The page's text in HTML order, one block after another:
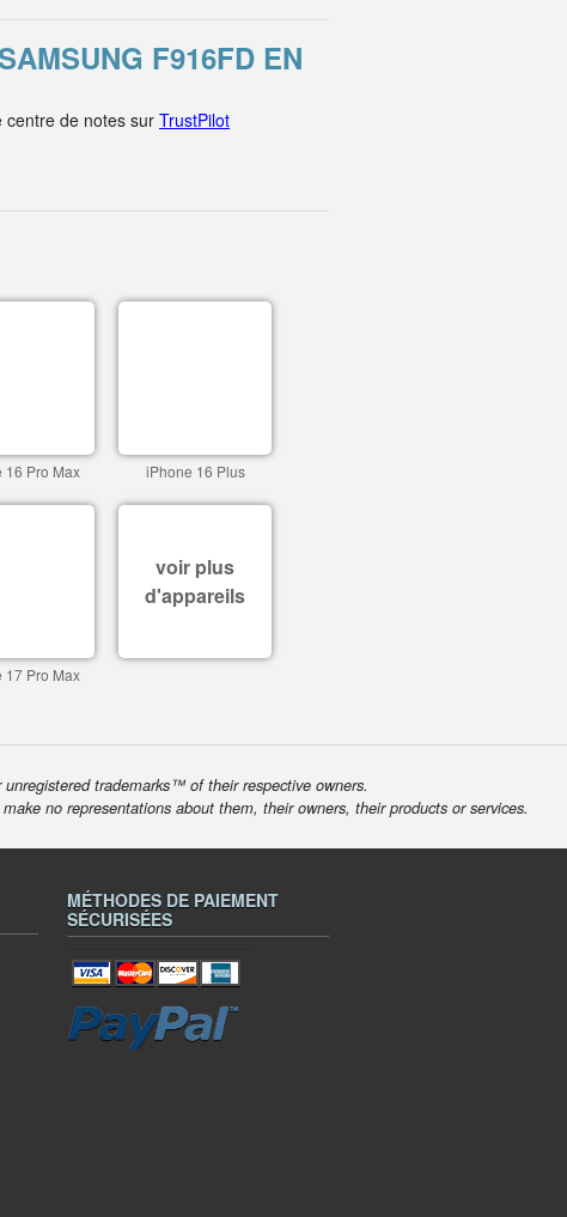
F916FD EN
centre de notes sur TrustPilot
16 Pro Max iPhone 16 Plus
17 Pro Max
voir plus
d'appareils
trademarks™ of their respective owners.
no representations about them, their owners, their products or services.
MÉTHODES DE PAIEMENT
SÉCURISÉES